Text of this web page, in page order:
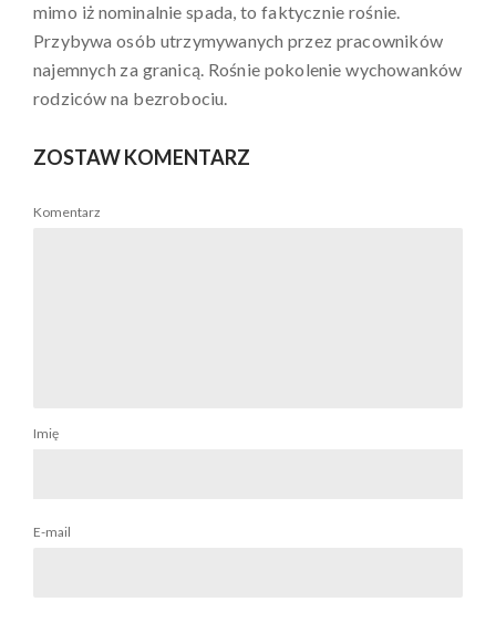
mimo iż nominalnie spada, to faktycznie rośnie.
Przybywa osób utrzymywanych przez pracowników
najemnych za granicą. Rośnie pokolenie wychowanków
rodziców na bezrobociu.
ZOSTAW KOMENTARZ
Komentarz
Imię
E-mail